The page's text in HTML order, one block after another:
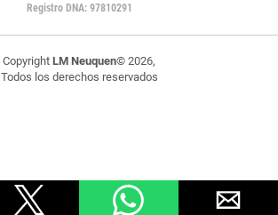
Registro DNA: 97810291
Copyright LM Neuquen© 2026,
Todos los derechos reservados